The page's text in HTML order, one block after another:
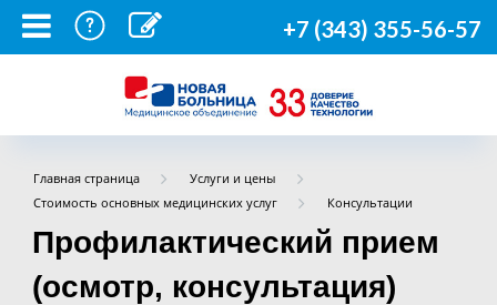
+7 (343) 355-56-57
Главная страница
Услуги и цены
Стоимость основных медицинских услуг
Консультации
Профилактический прием
(осмотр, консультация)